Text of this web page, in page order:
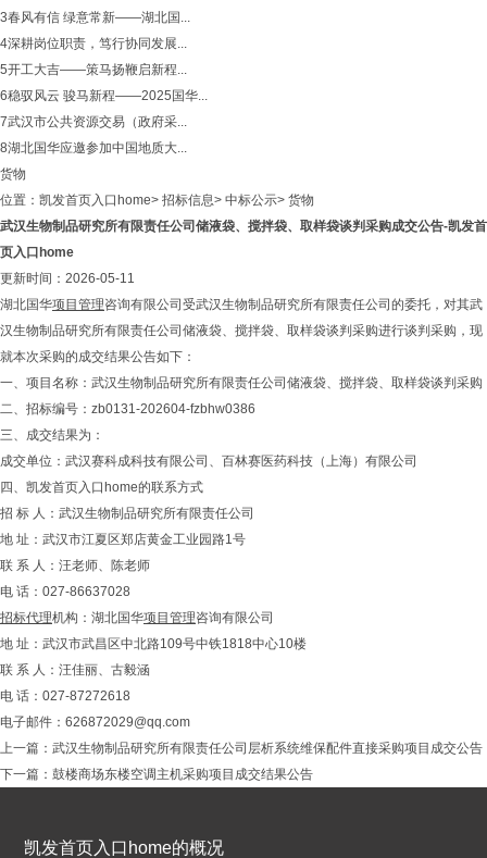
3春风有信 绿意常新——湖北国...
4深耕岗位职责，笃行协同发展...
5开工大吉——策马扬鞭启新程...
6稳驭风云 骏马新程——2025国华...
7武汉市公共资源交易（政府采...
8湖北国华应邀参加中国地质大...
货物
位置： 凯发首页入口home> 招标信息> 中标公示> 货物
武汉生物制品研究所有限责任公司储液袋、搅拌袋、取样袋谈判采购成交公告-凯发首
页入口home
更新时间：2026-05-11
湖北国华项目管理咨询有限公司受武汉生物制品研究所有限责任公司的委托，对其武
汉生物制品研究所有限责任公司储液袋、搅拌袋、取样袋谈判采购进行谈判采购，现
就本次采购的成交结果公告如下：
一、项目名称：武汉生物制品研究所有限责任公司储液袋、搅拌袋、取样袋谈判采购
二、招标编号：zb0131-202604-fzbhw0386
三、成交结果为：
成交单位：武汉赛科成科技有限公司、百林赛医药科技（上海）有限公司
四、凯发首页入口home的联系方式
招 标 人：武汉生物制品研究所有限责任公司
地 址：武汉市江夏区郑店黄金工业园路1号
联 系 人：汪老师、陈老师
电 话：027-86637028
招标代理机构：湖北国华项目管理咨询有限公司
地 址：武汉市武昌区中北路109号中铁1818中心10楼
联 系 人：汪佳丽、古毅涵
电 话：027-87272618
电子邮件： 626872029@qq.com
上一篇： 武汉生物制品研究所有限责任公司层析系统维保配件直接采购项目成交公告
下一篇： 鼓楼商场东楼空调主机采购项目成交结果公告
凯发首页入口home的概况